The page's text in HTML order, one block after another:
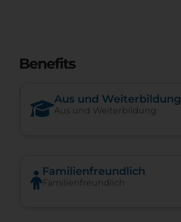
Benefits
Aus und Weiterbildung
Aus und Weiterbildung
Familienfreundlich
Familienfreundlich